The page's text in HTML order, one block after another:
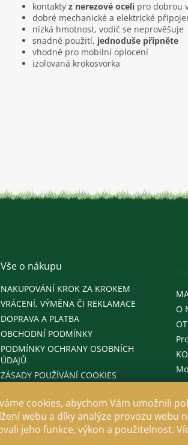
cookies, abychom Vám umožnili
webu a díky analýze provozu webu
jeho funkce, výkon a použitelnost.
kontakty z nerezové oceli pro dobrou
dobré mechanické a elektrické
nízká hmotnost, vodič se neprověšuje
snadné použití, jednoduše připněte
vhodné pro mobilní oplocení
izolovaná krokosvorka
Vše o nákupu
NAKUPOVÁNÍ KROK ZA KROKEM
VRÁCENÍ, VÝMĚNA ČI REKLAMACE
DOPRAVA A PLATBA
OBCHODNÍ PODMÍNKY
PODMÍNKY OCHRANY OSOBNÍCH
ÚDAJŮ
ZÁSADY POUŽÍVÁNÍ COOKIES
O